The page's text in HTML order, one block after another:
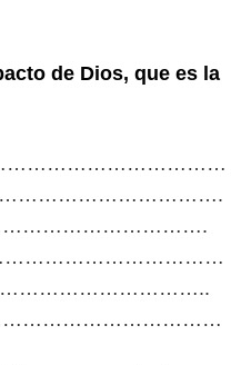
de Dios, que es la